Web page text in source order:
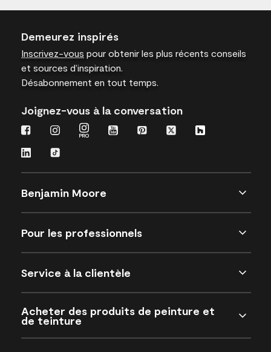
Demeurez inspirés
Inscrivez-vous pour obtenir les plus récents conseils
et sources d’inspiration.
Désabonnement en tout temps.
Joignez-vous à la conversation
Benjamin Moore
Pour les professionnels
Service à la clientèle
Acheter des produits de peinture et
de teinture